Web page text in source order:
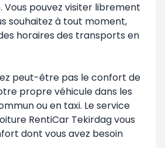
Vous pouvez visiter librement
souhaitez à tout moment,
horaires des transports en
peut-être pas le confort de
propre véhicule dans les
ou en taxi. Le service
RentiCar Tekirdag vous
dont vous avez besoin